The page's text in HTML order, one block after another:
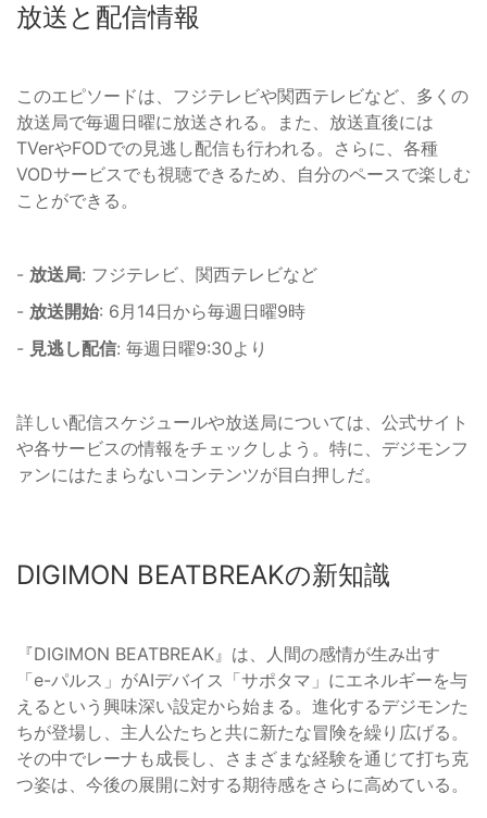
放送と配信情報
このエピソードは、フジテレビや関西テレビなど、多くの
放送局で毎週日曜に放送される。また、放送直後には
TVerやFODでの見逃し配信も行われる。さらに、各種
VODサービスでも視聴できるため、自分のペースで楽しむ
ことができる。
- 放送局: フジテレビ、関西テレビなど
- 放送開始: 6月14日から毎週日曜9時
- 見逃し配信: 毎週日曜9:30より
詳しい配信スケジュールや放送局については、公式サイト
や各サービスの情報をチェックしよう。特に、デジモンフ
ァンにはたまらないコンテンツが目白押しだ。
DIGIMON BEATBREAKの新知識
『DIGIMON BEATBREAK』は、人間の感情が生み出す
「e-パルス」がAIデバイス「サポタマ」にエネルギーを与
えるという興味深い設定から始まる。進化するデジモンた
ちが登場し、主人公たちと共に新たな冒険を繰り広げる。
その中でレーナも成長し、さまざまな経験を通じて打ち克
つ姿は、今後の展開に対する期待感をさらに高めている。